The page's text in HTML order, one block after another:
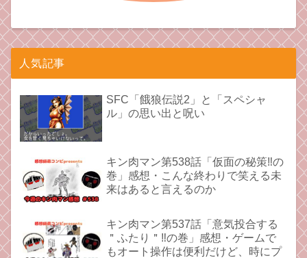
人気記事
SFC「餓狼伝説2」と「スペシャ
ル」の思い出と呪い
キン肉マン第538話「仮面の秘策‼︎の
巻」感想・こんな終わりで笑える未
来はあると言えるのか
キン肉マン第537話「意気投合する
＂ふたり＂‼︎の巻」感想・ゲームで
もオート操作は便利だけど、時にプ